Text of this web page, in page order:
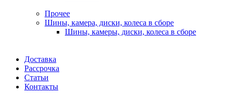
Прочее
Шины, камера, диски, колеса в сборе
Шины, камеры, диски, колеса в сборе
Доставка
Рассрочка
Статьи
Контакты